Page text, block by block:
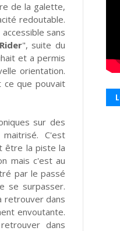
de la galette,
redoutable.
sans
", suite du
et a permis
orientation.
que pouvait
sur des
C'est
être la piste la
mais c'est au
par le passé
se surpasser.
retrouver dans
envoutante.
dans